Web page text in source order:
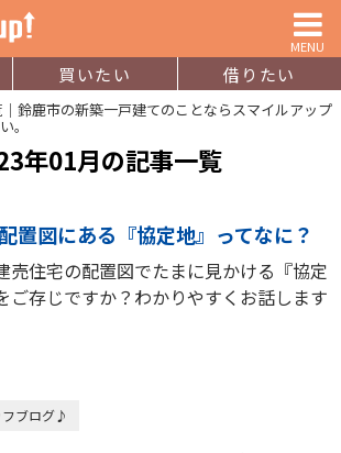
MENU
買いたい 借りたい
鈴鹿市の新築一戸建てのことならスマイルアップ
。
年01月の記事一覧
置図にある『協定地』ってなに？
売住宅の配置図でたまに見かける『協定
ご存じですか？わかりやすくお話します
フブログ♪